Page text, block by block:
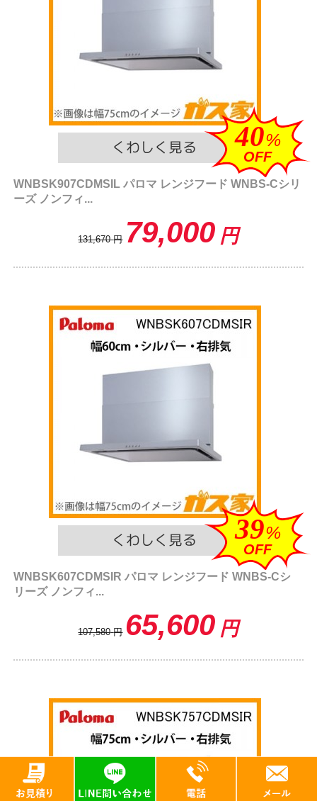
40%
OFF
WNBSK907CDMSIL パロマ レンジフード WNBS-Cシリ
ーズ ノンフィ...
131,670 円 79,000 円
39%
OFF
WNBSK607CDMSIR パロマ レンジフード WNBS-Cシ
リーズ ノンフィ...
107,580 円 65,600 円